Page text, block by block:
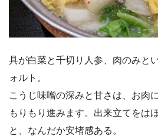
具が白菜と千切り人参、肉のみと
ォルト。
こうじ味噌の深みと甘さは、お肉
もりもり進みます。出来立てをは
と、なんだか安堵感ある。